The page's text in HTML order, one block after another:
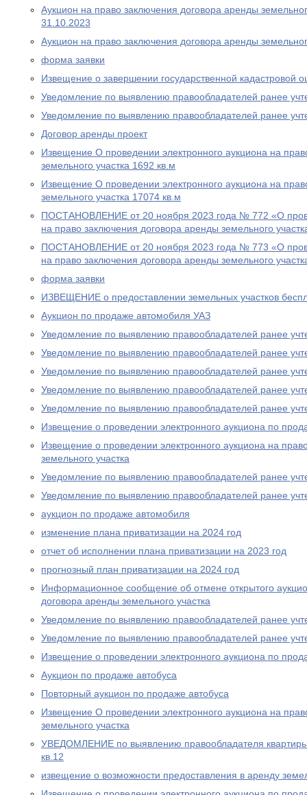
Аукцион на право заключения договора аренды
31.10.2023
Аукцион на право заключения договора аренды
форма заявки
Извещение о завершении государственной кадастровой
Уведомление по выявлению правообладателей ранее
Уведомление по выявлению правообладателей ранее
Договор аренды проект
Извещение О проведении электронного аукциона на
земельного участка 1692 кв.м
Извещение О проведении электронного аукциона на
земельного участка 17074 кв.м
ПОСТАНОВЛЕНИЕ от 20 ноября 2023 года № 772 «О
на право заключения договора аренды земельного
ПОСТАНОВЛЕНИЕ от 20 ноября 2023 года № 773 «О
на право заключения договора аренды земельного
форма заявки
ИЗВЕЩЕНИЕ о предоставлении земельных участков
Аукцион по продаже автомобиля УАЗ
Уведомление по выявлению правообладателей ранее
Уведомление по выявлению правообладателей ранее
Уведомление по выявлению правообладателей ранее
Уведомление по выявлению правообладателей ранее
Уведомление по выявлению правообладателей ранее
Извещение о проведении электронного аукциона по
Извещение о проведении электронного аукциона на
земельного участка
Уведомление по выявлению правообладателей ранее
Уведомление по выявлению правообладателей ранее
аукцион по продаже автомобиля
изменение плана приватизации на 2024 год
отчет об исполнении плана приватизации на 2023 год
прогнозный план приватизации на 2024 год
Информационное сообщение об отмене открытого
договора аренды земельного участка
Уведомление по выявлению правообладателей ранее
Уведомление по выявлению правообладателей ранее
Извещение о проведении электронного аукциона по
Аукцион по продаже автобуса
Повторный аукцион по продаже автобуса
Извещение О проведении электронного аукциона на
земельного участка
УВЕДОМЛЕНИЕ по выявлению правообладателя
кв.12
извещение о возможности предоставления в аренду